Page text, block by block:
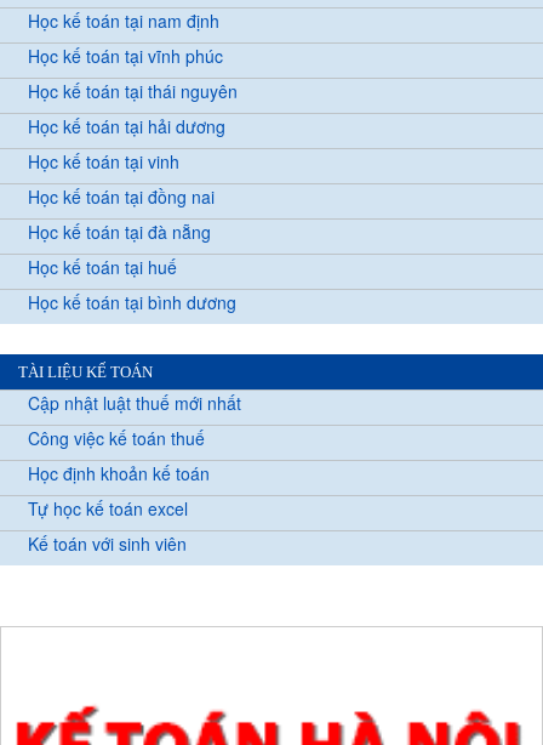
Học kế toán tại nam định
Học kế toán tại vĩnh phúc
Học kế toán tại thái nguyên
Học kế toán tại hải dương
Học kế toán tại vinh
Học kế toán tại đồng nai
Học kế toán tại đà nẵng
Học kế toán tại huế
Học kế toán tại bình dương
TÀI LIỆU KẾ TOÁN
Cập nhật luật thuế mới nhất
Công việc kế toán thuế
Học định khoản kế toán
Tự học kế toán excel
Kế toán với sinh viên